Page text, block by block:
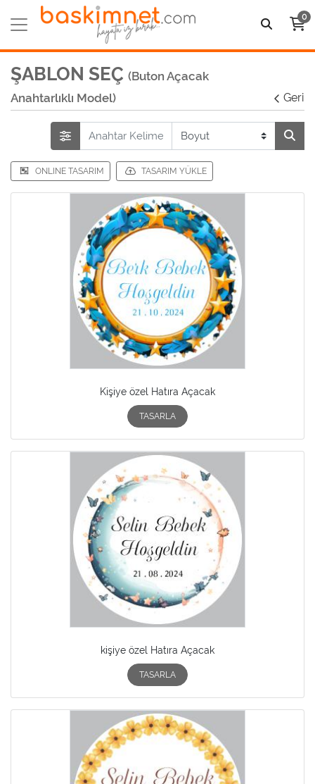
0
ŞABLON SEÇ (Buton Açacak
Anahtarlıklı Model)
Geri
ONLINE TASARIM TASARIM YÜKLE
Kişiye özel Hatıra Açacak
TASARLA
kişiye özel Hatıra Açacak
TASARLA